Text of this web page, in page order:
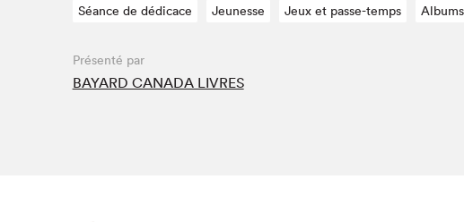
Séance de dédicace Jeunesse Jeux et passe-temps
Présenté par
BAYARD CANADA LIVRES